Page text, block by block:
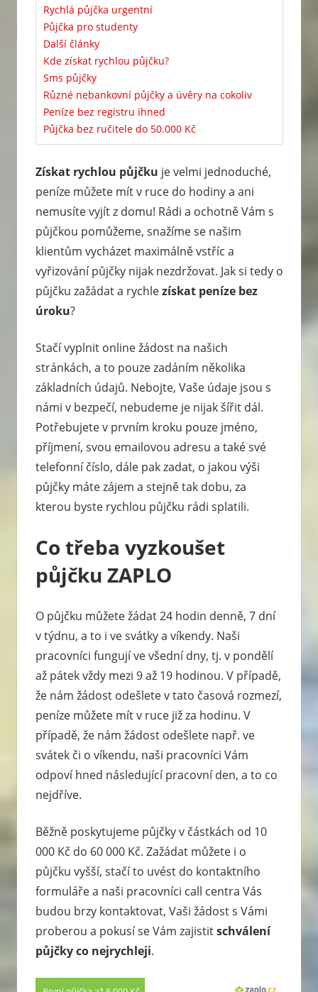
Rychlá půjčka urgentní
Půjčka pro studenty
Další články
Kde získat rychlou půjčku?
Sms půjčky
Různé nebankovní půjčky a úvěry na cokoliv
Peníze bez registru ihned
Půjčka bez ručitele do 50.000 Kč
Získat rychlou půjčku je velmi jednoduché,
peníze můžete mít v ruce do hodiny a ani
nemusíte vyjít z domu! Rádi a ochotně Vám s
půjčkou pomůžeme, snažíme se našim
klientům vycházet maximálně vstříc a
vyřizování půjčky nijak nezdržovat. Jak si tedy o
půjčku zažádat a rychlezískat peníze bez
úroku?
Stačí vyplnit online žádost na našich
stránkách, a to pouze zadáním několika
základních údajů. Nebojte, Vaše údaje jsou s
námi v bezpečí, nebudeme je nijak šířit dál.
Potřebujete v prvním kroku pouze jméno,
příjmení, svou emailovou adresu a také své
telefonní číslo, dále pak zadat, o jakou výši
půjčky máte zájem a stejně tak dobu, za
kterou byste rychlou půjčku rádi splatili.
Co třeba vyzkoušet
půjčku ZAPLO
O půjčku můžete žádat 24 hodin denně, 7 dní
v týdnu, a to i ve svátky a víkendy. Naši
pracovníci fungují ve všední dny, tj. v pondělí
až pátek vždy mezi 9 až 19 hodinou. V případě,
že nám žádost odešlete v tato časová rozmezí,
peníze můžete mít v ruce již za hodinu. V
případě, že nám žádost odešlete např. ve
svátek či o víkendu, naši pracovníci Vám
odpoví hned následující pracovní den, a to co
nejdříve.
Běžně poskytujeme půjčky v částkách od 10
000 Kč do 60 000 Kč. Zažádat můžete i o
půjčku vyšší, stačí to uvést do kontaktního
formuláře a naši pracovníci call centra Vás
budou brzy kontaktovat, Vaši žádost s Vámi
proberou a pokusí se Vám zajistitschválení
půjčky co nejrychleji.